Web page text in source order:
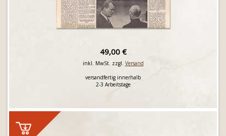
49,00 €
inkl. MwSt. zzgl. Versand
versandfertig innerhalb
2-3 Arbeitstage